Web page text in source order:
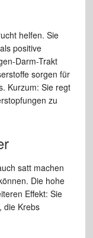
helfen. Sie
positive
Darm-Trakt
sorgen für
Kurzum: Sie regt
zu
satt machen
Die hohe
Effekt: Sie
die Krebs